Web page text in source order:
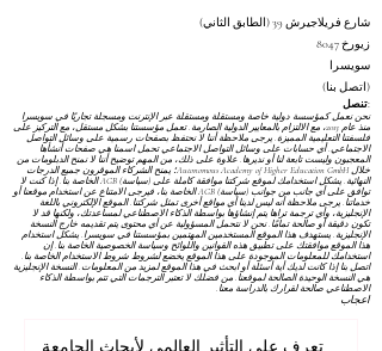
شارع فريلاجيرش 39 (الطابق الثاني)
8047 زيورخ
سويسرا
(اتصل بنا)
تنصل:
نحن نعمل كمؤسسة دولية خاصة ومستقلة ومستقلة عبر الإنترنت ومسجلة تجاريًا في سويسرا
منذ عام 2013، مع الالتزام بالمعايير الدولية الصارمة. تعمل مؤسستنا بشكل مستقل، مع التركيز على
فلسفتنا التعليمية المميزة. يرجى ملاحظة أننا لا نحتفظ بصفحات رسمية على وسائل التواصل
الاجتماعي. أي حسابات على وسائل التواصل الاجتماعي تحمل اسمنا هي صفحات أنشأها
المعجبون وليست تابعة لنا أو نديرها. علاوة على ذلك، من المهم توضيح أننا لا نمنح الدبلومات من
خلال Autonomous Academy of Higher Education GmbH؛ يمنح الشركاء الموقرون جميع الدرجات
النهائية. يشكل استخدامك لموقع شركتنا موافقة كاملة على (سياسة) AGB
الخاصة بنا. إذا كنت لا
توافق على أي جانب من جوانب (سياسة) AGB
الخاصة بنا، فيرجى الامتناع عن استخدام موقعنا أو
خدماتنا. يرجى ملاحظة أنه ليس لدينا أي مواقع أخرى تمثل شركتنا. الموقع الإلكتروني باللغة
الإنجليزية، وأي ترجمة تراها يتم إنشاؤها بواسطة الذكاء الاصطناعي لمساعدتك، ولكنها قد لا
تكون دقيقة أو صالحة تمامًا. نحن لا نتحمل المسؤولية عن أي محتوى يتم تقديمه خارج النسخة
الإنجليزية. يستهدف هذا الموقع المستخدمين المهتمين بمؤسستنا في سويسرا. يشكل استخدام
هذا الموقع موافقتك على تطبيق هذه القوانين واللوائح وسياسة الخصوصية الخاصة بنا. إن
استخدامك للمعلومات الموجودة على هذا الموقع يخضع لشروط شروط الاستخدامالخاصة بنا.
اتصل بنا إذا كانت لديك أية أسئلة أو ابحث في هذا الموقع لمزيد من المعلومات. النسخة الإنجليزية
هي النسخة الوحيدة الصالحة لموقعنا. من فضلك لا تعتبر الترجمات التي تتم بواسطة الذكاء
الاصطناعي صالحة لقرارك بالدراسة معنا.
اعجاب
تعرف على التأثير العالمي لأبحاث الجامعة